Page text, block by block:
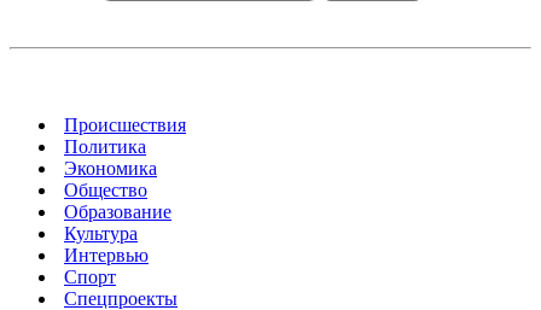
Происшествия
Политика
Экономика
Общество
Образование
Культура
Интервью
Спорт
Спецпроекты